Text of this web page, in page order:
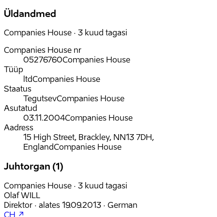
Üldandmed
Companies House · 3 kuud tagasi
Companies House nr
05276760Companies House
Tüüp
ltdCompanies House
Staatus
TegutsevCompanies House
Asutatud
03.11.2004Companies House
Aadress
15 High Street, Brackley, NN13 7DH,
EnglandCompanies House
Juhtorgan (1)
Companies House · 3 kuud tagasi
Olaf WILL
Direktor · alates 19.09.2013 · German
CH ↗